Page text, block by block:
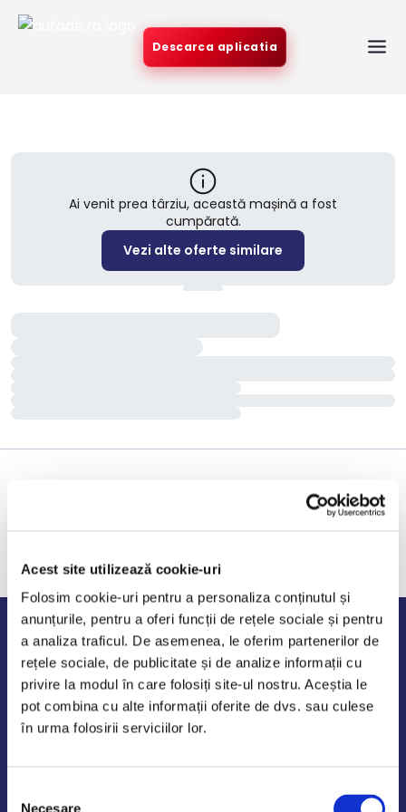
Acest site utilizează cookie-uri
Folosim cookie-uri pentru a personaliza conținutul și
anunțurile, pentru a oferi funcții de rețele sociale și pentru
a analiza traficul. De asemenea, le oferim partenerilor de
rețele sociale, de publicitate și de analize informații cu
privire la modul în care folosiți site-ul nostru. Aceștia le
pot combina cu alte informații oferite de dvs. sau culese
în urma folosirii serviciilor lor.
Necesare
Descarca aplicatia
Ai venit prea târziu, această mașină a fost
cumpărată.
Vezi alte oferte similare
Program de lucru
Luni - Vineri: 09:00-18:00
Sambata - Duminica: 10:00-14:00